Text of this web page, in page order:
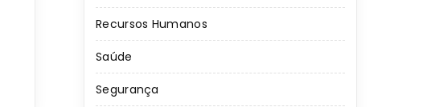
Recursos Humanos
Saúde
Segurança